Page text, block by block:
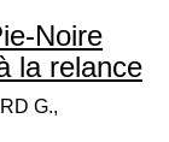
Noire
la relance
G.,